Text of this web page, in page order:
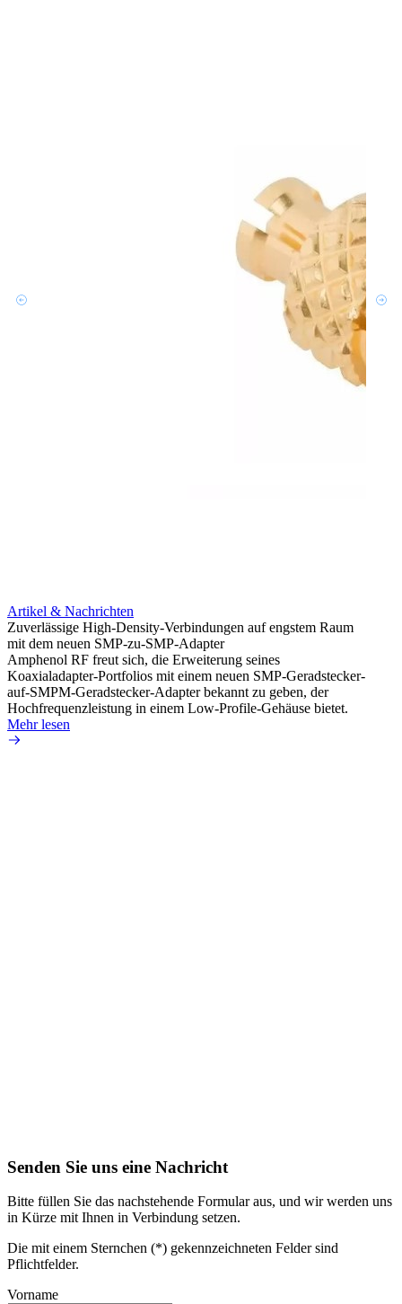
Artikel & Nachrichten
Zuverlässige High-Density-Verbindungen auf engstem Raum
mit dem neuen SMP-zu-SMP-Adapter
Amphenol RF freut sich, die Erweiterung seines
Koaxialadapter-Portfolios mit einem neuen SMP-Geradstecker-
auf-SMPM-Geradstecker-Adapter bekannt zu geben, der
Hochfrequenzleistung in einem Low-Profile-Gehäuse bietet.
Mehr lesen
Senden Sie uns eine Nachricht
Bitte füllen Sie das nachstehende Formular aus, und wir werden uns
in Kürze mit Ihnen in Verbindung setzen.
Die mit einem Sternchen (*) gekennzeichneten Felder sind
Pflichtfelder.
Vorname